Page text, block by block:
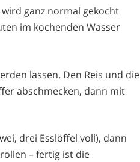
wird ganz normal gekocht
im kochenden Wasser
lassen. Den Reis und die
abschmecken, dann mit
drei Esslöffel voll), dann
– fertig ist die